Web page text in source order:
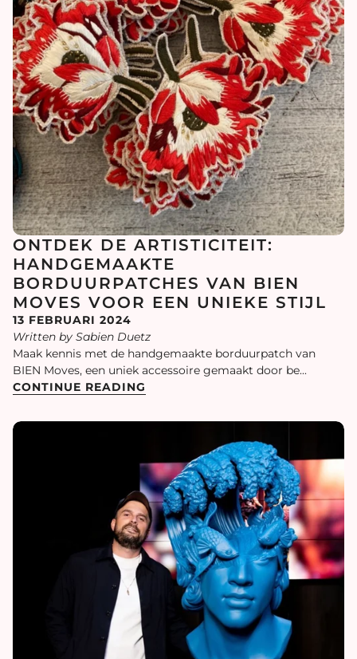
ONTDEK DE ARTISTICITEIT:
HANDGEMAAKTE
BORDUURPATCHES VAN BIEN
MOVES VOOR EEN UNIEKE STIJL
13 FEBRUARI 2024
Written by Sabien Duetz
Maak kennis met de handgemaakte borduurpatch van
BIEN Moves, een uniek accessoire gemaakt door be...
CONTINUE READING